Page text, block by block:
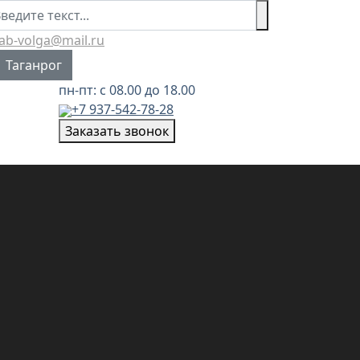
volga@mail.ru
язык
Таганрог
пн-пт: с 08.00 до 18.00
+7 937-542-78-28
Заказать звонок